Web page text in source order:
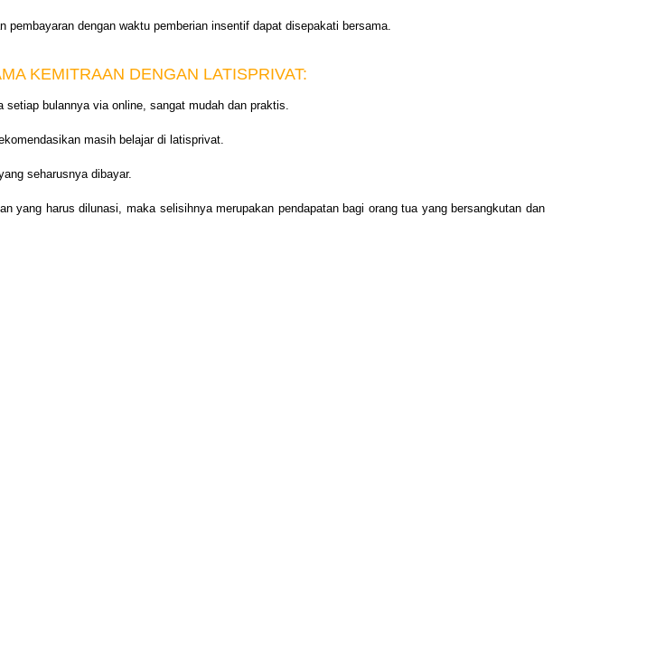
dengan waktu pemberian insentif dapat disepakati bersama.
KEMITRAAN DENGAN LATISPRIVAT:
bulannya via online, sangat mudah dan praktis.
masih belajar di latisprivat.
seharusnya dibayar.
yang harus dilunasi, maka selisihnya merupakan pendapatan bagi orang tua yang bersangkutan dan